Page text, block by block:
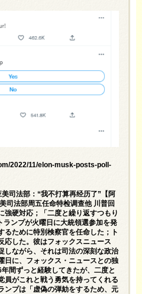
2022/11/elon-musk-posts-poll-
司法部：“我不打算再经历了”【阿
司法部周五任命特检调查他 川普回
強硬対応；「二度と繰り返すつもり
ンプが火曜日に大統領選参加を発
るために特別検察官を任命した；ト
応した。彼はフォックスニュース
しながら、それは司法の深刻な政治
日に、フォックス・ニュースとの独
間ずっと経験してきたが、二度と
員がこれと戦う勇気を持ってくれる
ンプは「虚偽の弾劾をするため、元